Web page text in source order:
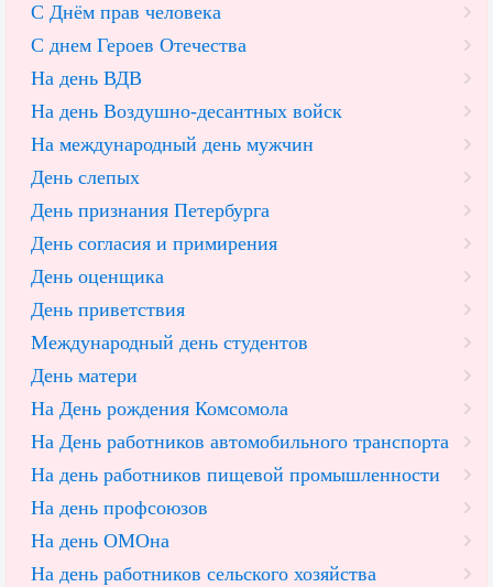
С Днём прав человека
С днем Героев Отечества
На день ВДВ
На день Воздушно-десантных войск
На международный день мужчин
День слепых
День признания Петербурга
День согласия и примирения
День оценщика
День приветствия
Международный день студентов
День матери
На День рождения Комсомола
На День работников автомобильного транспорта
На день работников пищевой промышленности
На день профсоюзов
На день ОМОна
На день работников сельского хозяйства